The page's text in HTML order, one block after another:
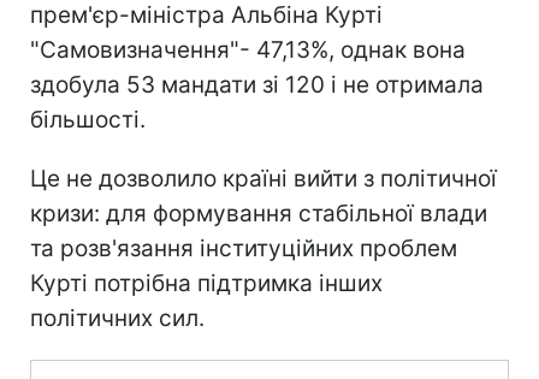
прем'єр-міністра Альбіна Курті
"Самовизначення"- 47,13%, однак вона
здобула 53 мандати зі 120 і не отримала
більшості.
Це не дозволило країні вийти з політичної
кризи: для формування стабільної влади
та розв'язання інституційних проблем
Курті потрібна підтримка інших
політичних сил.